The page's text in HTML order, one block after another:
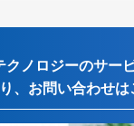
クノロジーのサー
、お問い合わせは